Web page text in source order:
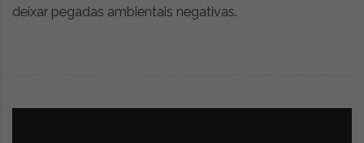
deixar pegadas ambientais negativas.